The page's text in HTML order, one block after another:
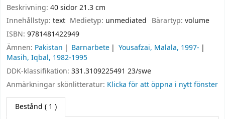
Beskrivning: 40 sidor 21.3 cm
Innehållstyp: text Medietyp: unmediated Bärartyp: volume
ISBN: 9781481422949
Ämnen: Pakistan Barnarbete
Yousafzai, Malala, 1997-
Masih, Iqbal, 1982-1995
DDK-klassifikation: 331.3109225491 23/swe
Anmärkningar skönlitteratur: Klicka för att öppna i nytt fönster
Bestånd ( 1 )